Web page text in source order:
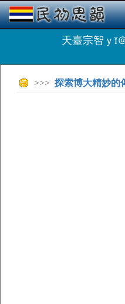
天臺宗智ｙǐ
>>> 探索博大精妙的